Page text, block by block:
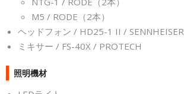
M5 / RODE（2本）
ヘッドフォン / HD25-1 II / SENNHEISER
ミキサー / FS-40X / PROTECH
照明機材